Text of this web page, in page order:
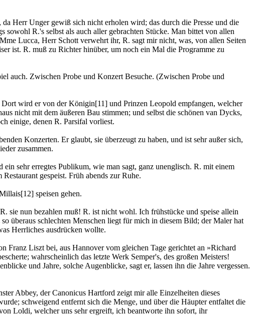
Herr Unger gewiß sich nicht erholen wird; das durch die Presse und die
R.'s selbst als auch aller gebrachten Stücke. Man bittet von allen
Lucca, Herr Schott verwehrt ihr, R. sagt mir nicht, was, von allen Seiten
ist. R. muß zu Richter hinüber, um noch ein Mal die Programme zu
auch. Zwischen Probe und Konzert Besuche. (Zwischen Probe und
Dort wird er von der Königin[11] und Prinzen Leopold empfangen, welcher
nicht mit dem äußeren Bau stimmen; und selbst die schönen van Dycks,
einige, denen R. Parsifal vorliest.
Konzerten. Er glaubt, sie überzeugt zu haben, und ist sehr außer sich,
zusammen.
sehr erregtes Publikum, wie man sagt, ganz unenglisch. R. mit einem
gespeist. Früh abends zur Ruhe.
[12] speisen gehen.
sie nun bezahlen muß! R. ist nicht wohl. Ich frühstücke und speise allein
überaus schlechten Menschen liegt für mich in diesem Bild; der Maler hat
Herrliches ausdrücken wollte.
Franz Liszt bei, aus Hannover vom gleichen Tage gerichtet an »Richard
wahrscheinlich das letzte Werk Semper's, des großen Meisters!
und Jahre, solche Augenblicke, sagt er, lassen ihn die Jahre vergessen.
Abbey, der Canonicus Hartford zeigt mir alle Einzelheiten dieses
schweigend entfernt sich die Menge, und über die Häupter entfaltet die
Loldi, welcher uns sehr ergreift, ich beantworte ihn sofort, ihr